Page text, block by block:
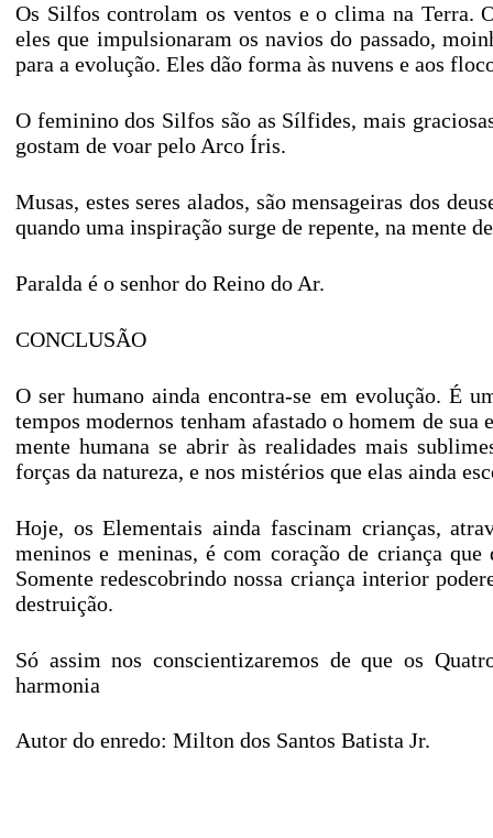
Os Silfos controlam os ventos e o clima na Terra.
eles que impulsionaram os navios do passado,
para a evolução. Eles dão forma às nuvens e aos
O feminino dos Silfos são as Sílfides, mais
gostam de voar pelo Arco Íris.
Musas, estes seres alados, são mensageiras dos
quando uma inspiração surge de repente, na mente
Paralda é o senhor do Reino do Ar.
CONCLUSÃO
O ser humano ainda encontra-se em evolução. É
tempos modernos tenham afastado o homem de
mente humana se abrir às realidades mais
forças da natureza, e nos mistérios que elas ainda
Hoje, os Elementais ainda fascinam crianças,
meninos e meninas, é com coração de criança
Somente redescobrindo nossa criança interior
destruição.
Só assim nos conscientizaremos de que os
harmonia
Autor do enredo: Milton dos Santos Batista Jr.